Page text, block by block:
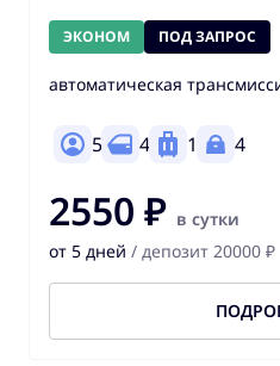
ЭКОНОМ ПОД ЗАПРОС
автоматическая
5 4 1 4
2550 ₽ в сутки
от 5 дней / депозит 20000 ₽